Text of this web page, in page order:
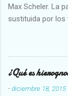
Max Scheler. La
sustituida por los
Abundante-
Vulgar Enérgico-
Intelectuales
Evidente-
malvado Justo-
¿Qué es
-diciembre 18, 2015